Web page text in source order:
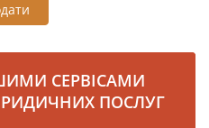
СЕРВІСАМИ
ПОСЛУГ